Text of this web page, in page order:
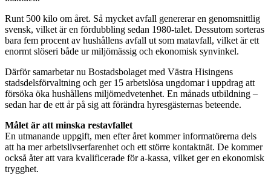
Runt 500 kilo om året. Så mycket avfall genererar en genomsnittlig
svensk, vilket är en fördubbling sedan 1980-talet. Dessutom sorteras
bara fem procent av hushållens avfall ut som matavfall, vilket är ett
enormt slöseri både ur miljömässig och ekonomisk synvinkel.
Därför samarbetar nu Bostadsbolaget med Västra Hisingens
stadsdelsförvaltning och ger 15 arbetslösa ungdomar i uppdrag att
försöka öka hushållens miljömedvetenhet. En månads utbildning –
sedan har de ett år på sig att förändra hyresgästernas beteende.
Målet är att minska restavfallet
En utmanande uppgift, men efter året kommer informatörerna dels
att ha mer arbetslivserfarenhet och ett större kontaktnät. De kommer
också åter att vara kvalificerade för a-kassa, vilket ger en ekonomisk
trygghet.